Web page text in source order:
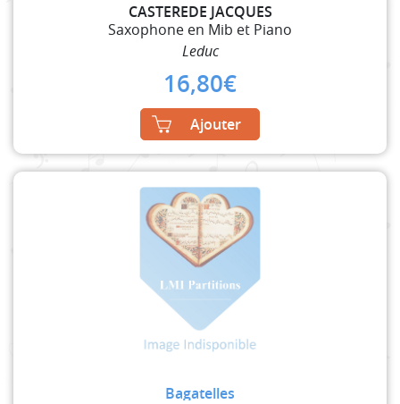
CASTEREDE JACQUES
Saxophone en Mib et Piano
Leduc
16,80€
Ajouter
Bagatelles